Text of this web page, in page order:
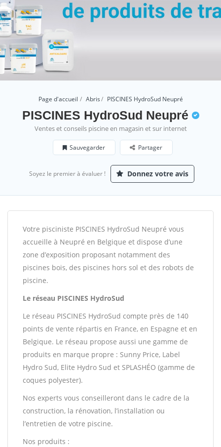
Page d'accueil Abris PISCINES HydroSud Neupré
PISCINES HydroSud Neupré
Ventes et conseils piscine en magasin et sur internet
Sauvegarder Partager
Soyez le premier à évaluer ! Donnez votre avis
Votre pisciniste PISCINES HydroSud Neupré vous
accueille à Neupré en Belgique et dispose d’une
zone d’exposition proposant notamment des
piscines bois, des piscines hors sol et des robots de
piscine.
Le réseau PISCINES HydroSud
Le réseau PISCINES HydroSud compte près de 140
points de vente répartis en France, en Espagne et en
Belgique. Le réseau propose aussi une gamme de
produits en marque propre : Sunny Price, Label
Hydro Sud, Elite Hydro Sud et SPLASHÉO (gamme de
coques polyester).
Nos experts vous conseilleront dans le cadre de la
construction, la rénovation, l’installation ou
l’entretien de votre piscine.
Nos produits :